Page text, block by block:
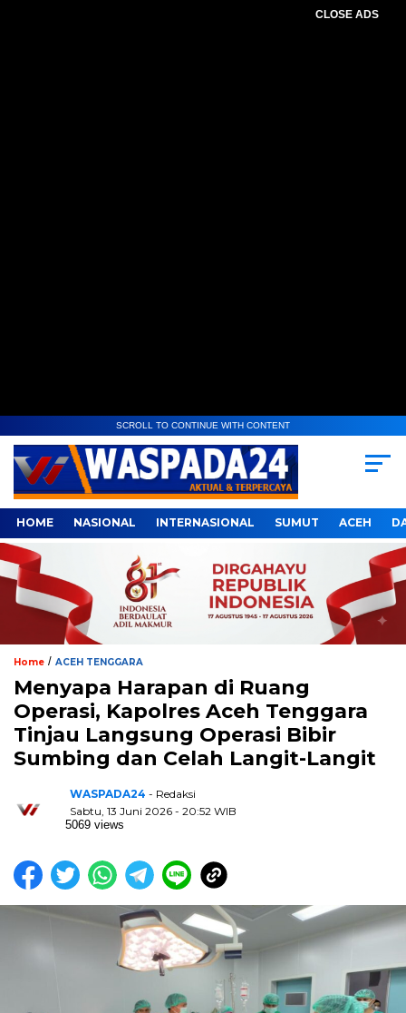
CLOSE ADS
SCROLL TO CONTINUE WITH CONTENT
HOME NASIONAL INTERNASIONAL SUMUT ACEH
Home / ACEH TENGGARA
Menyapa Harapan di Ruang
Operasi, Kapolres Aceh Tenggara
Tinjau Langsung Operasi Bibir
Sumbing dan Celah Langit-Langit
WASPADA24 - Redaksi
Sabtu, 13 Juni 2026 - 20:52 WIB
5069 views